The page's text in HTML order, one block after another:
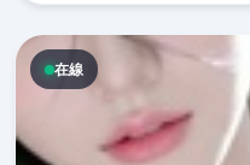
在線